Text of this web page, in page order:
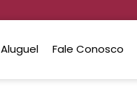
Aluguel Fale Conosco